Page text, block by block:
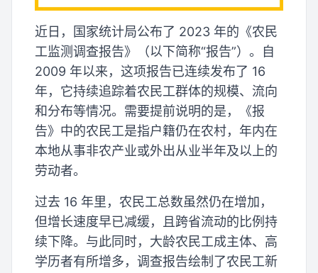
近日，国家统计局公布了 2023 年的《农民
工监测调查报告》（以下简称“报告”）。自
2009 年以来，这项报告已连续发布了 16
年，它持续追踪着农民工群体的规模、流向
和分布等情况。需要提前说明的是，《报
告》中的农民工是指户籍仍在农村，年内在
本地从事非农产业或外出从业半年及以上的
劳动者。
过去 16 年里，农民工总数虽然仍在增加，
但增长速度早已减缓，且跨省流动的比例持
续下降。与此同时，大龄农民工成主体、高
学历者有所增多，调查报告绘制了农民工新